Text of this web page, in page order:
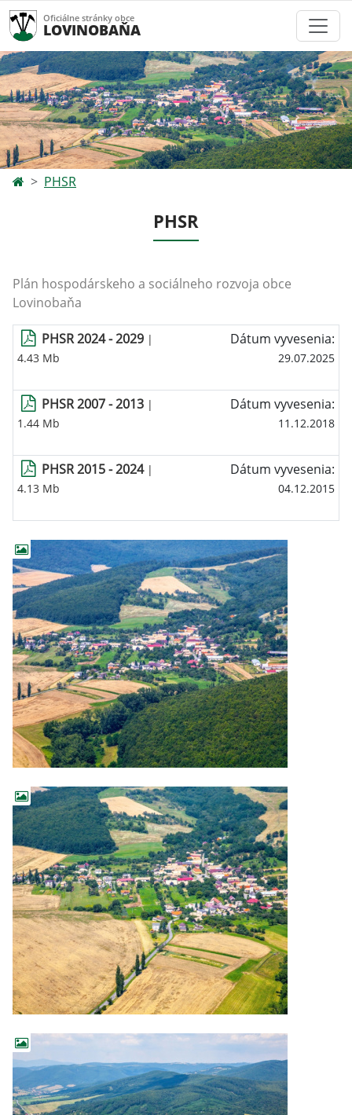
Oficiálne stránky obce
LOVINOBAŇA
PHSR
PHSR
Plán hospodárskeho a sociálneho rozvoja obce
Lovinobaňa
PHSR 2024 - 2029 |
4.43 Mb
Dátum vyvesenia:
29.07.2025
PHSR 2007 - 2013 |
1.44 Mb
Dátum vyvesenia:
11.12.2018
PHSR 2015 - 2024|
4.13 Mb
Dátum vyvesenia:
04.12.2015